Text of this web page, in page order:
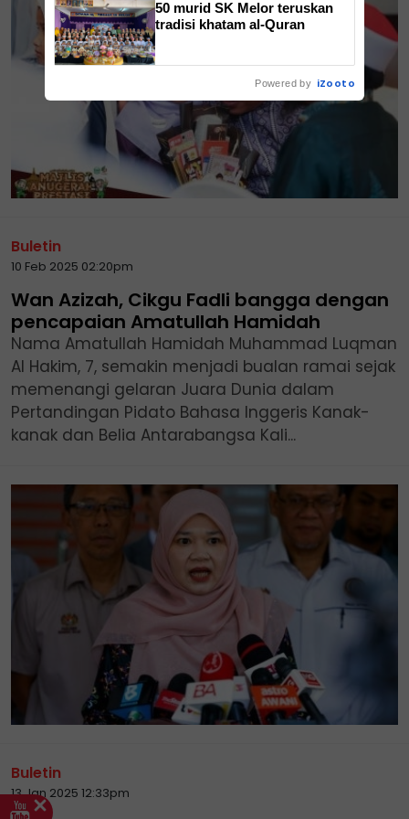
Buletin
10 Feb 2025 02:20pm
Wan Azizah, Cikgu Fadli bangga dengan
pencapaian Amatullah Hamidah
Nama Amatullah Hamidah Muhammad Luqman
Al Hakim, 7, semakin menjadi bualan ramai sejak
memenangi gelaran Juara Dunia dalam
Pertandingan Pidato Bahasa Inggeris Kanak-
kanak dan Belia Antarabangsa Kali...
Buletin
13 Jan 2025 12:33pm
50 murid SK Melor teruskan
tradisi khatam al-Quran
Powered by iZooto